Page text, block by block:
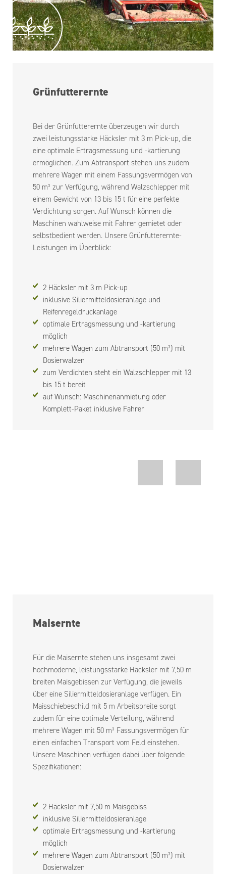
Grünfutterernte
Bei der Grünfutterernte überzeugen wir durch
zwei leistungsstarke Häcksler mit 3 m Pick-up, die
eine optimale Ertragsmessung und -kartierung
ermöglichen. Zum Abtransport stehen uns zudem
mehrere Wagen mit einem Fassungsvermögen von
50 m³ zur Verfügung, während Walzschlepper mit
einem Gewicht von 13 bis 15 t für eine perfekte
Verdichtung sorgen. Auf Wunsch können die
Maschinen wahlweise mit Fahrer gemietet oder
selbstbedient werden. Unsere Grünfutterernte-
Leistungen im Überblick:
2 Häcksler mit 3 m Pick-up
inklusive Siliermitteldosieranlage und
Reifenregeldruckanlage
optimale Ertragsmessung und -kartierung
möglich
mehrere Wagen zum Abtransport (50 m³) mit
Dosierwalzen
zum Verdichten steht ein Walzschlepper mit 13
bis 15 t bereit
auf Wunsch: Maschinenanmietung oder
Komplett-Paket inklusive Fahrer
Maisernte
Für die Maisernte stehen uns insgesamt zwei
hochmoderne, leistungsstarke Häcksler mit 7,50 m
breiten Maisgebissen zur Verfügung, die jeweils
über eine Siliermitteldosieranlage verfügen. Ein
Maisschiebeschild mit 5 m Arbeitsbreite sorgt
zudem für eine optimale Verteilung, während
mehrere Wagen mit 50 m³ Fassungsvermögen für
einen einfachen Transport vom Feld einstehen.
Unsere Maschinen verfügen dabei über folgende
Spezifikationen:
2 Häcksler mit 7,50 m Maisgebiss
inklusive Siliermitteldosieranlage
optimale Ertragsmessung und -kartierung
möglich
mehrere Wagen zum Abtransport (50 m³) mit
Dosierwalzen